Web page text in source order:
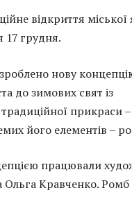
відкриття
17 грудня.
нову
до зимових свят із
прикраси –
його елементів –
працювали
Ольга Кравченко. Ромб